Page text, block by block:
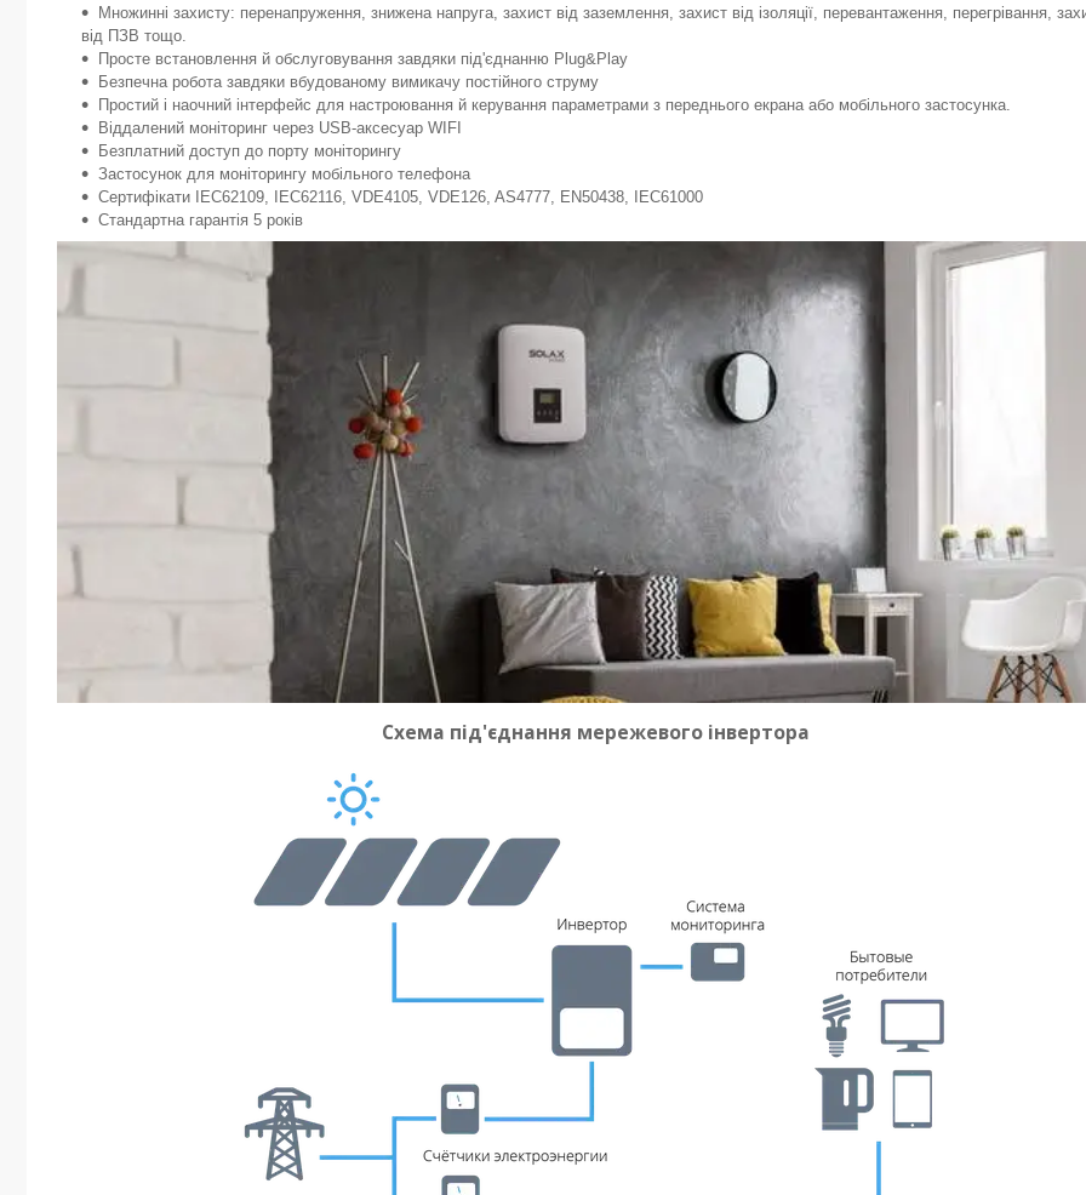
Множинні захисту: перенапруження, знижена напруга, захист від заземлення, захист від ізоляції, перевантаження, перегрівання,
від ПЗВ тощо.
Просте встановлення й обслуговування завдяки під'єднанню Plug&Play
Безпечна робота завдяки вбудованому вимикачу постійного струму
Простий і наочний інтерфейс для настроювання й керування параметрами з переднього екрана або мобільного застосунка.
Віддалений моніторинг через USB-аксесуар WIFI
Безплатний доступ до порту моніторингу
Застосунок для моніторингу мобільного телефона
Сертифікати IEC62109, IEC62116, VDE4105, VDE126, AS4777, EN50438, IEC61000
Стандартна гарантія 5 років
Схема під'єднання мережевого інвертора